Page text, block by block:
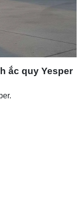
ắc quy Yesper